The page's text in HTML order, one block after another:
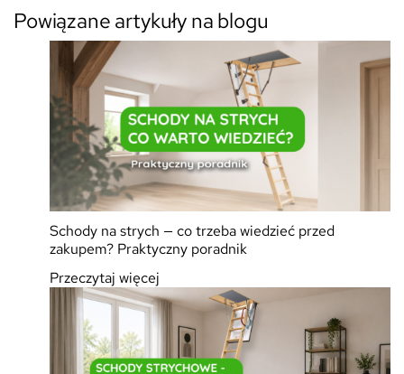
Powiązane artykuły na blogu
Schody na strych — co trzeba wiedzieć przed
zakupem? Praktyczny poradnik
Przeczytaj więcej